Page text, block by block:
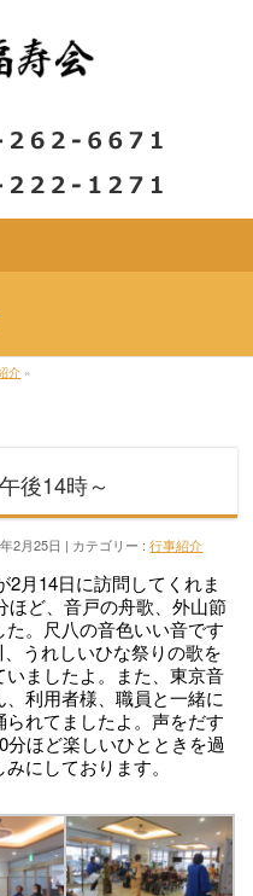
介 »
後14時～
2月25日 カテゴリー :行事紹介
2月14日に訪問してくれま
ほど、音戸の舟歌、外山節
。尺八の音色いい音です
うれしいひな祭りの歌を
ましたよ。また、東京音
利用者様、職員と一緒に
れてましたよ。声をだす
ほど楽しいひとときを過
みにしております。